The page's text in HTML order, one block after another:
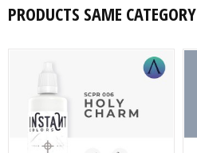
PRODUCTS SAME CATEGORY